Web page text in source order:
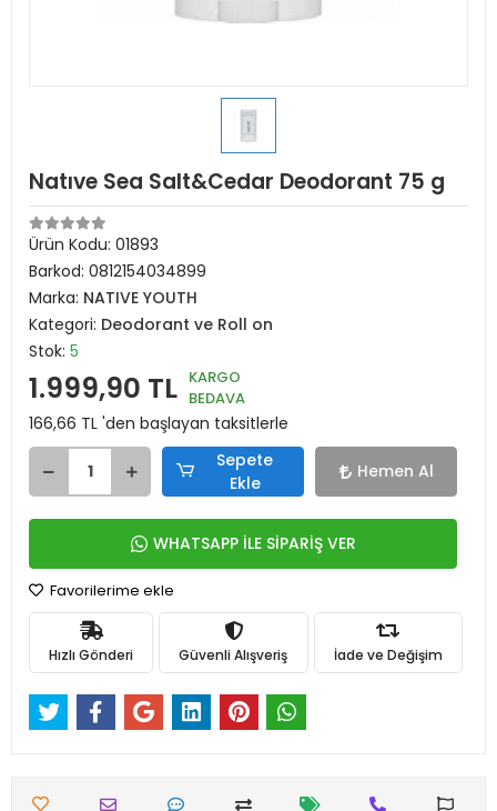
Natıve Sea Salt&Cedar Deodorant 75 g
Ürün Kodu: 01893
Barkod: 0812154034899
Marka: NATIVE YOUTH
Kategori: Deodorant ve Roll on
Stok: 5
1.999,90 TL KARGO
BEDAVA
166,66 TL 'den başlayan taksitlerle
Sepete
Ekle
Hemen Al
WHATSAPP İLE SİPARİŞ VER
Favorilerime ekle
Hızlı Gönderi Güvenli Alışveriş İade ve Değişim